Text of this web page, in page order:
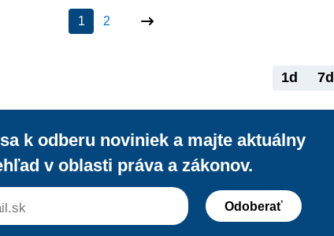
prekvalifikovaním skutku zo zločinu na prečin
a premlčaním?
1 2
1d 7d
k odberu noviniek a majte aktuálny
v oblasti práva a zákonov.
Odoberať